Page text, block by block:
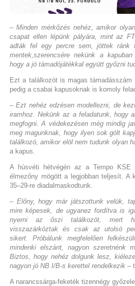
– Minden mérkőzés nehéz, amikor
csapat ellen lépünk pályára, mint az
adták fel egy percre sem, jöttek ránk
mentek,szerencsére nekünk a
hogy a jó támadójátékkal együtt győzni
Ezt a találkozót is magas
pedig a csabai kapusoknak is komoly
– Ezt nehéz edzésen modellezni, de
iramhoz. Nekünk az a feladatunk, hogy
megfogni. A védekezésen még mindig
meg magunknak, hogy ilyen sok gólt
találkozó, amikor elöl nem tudunk olyan
a kapus.
A húsvéti hétvégén az a Tempo
élmezőny mögött a legjobban teljesít. A
35–29-re diadalmaskodtunk.
– Előny, hogy már játszottunk velük,
mire képesek, de ugyanez fordítva is
nyerni az őszi találkozót, mert
visszazárkóztak és csak az utolsó
sikert. Próbálunk megfelelően
mindenki elszánt, nagyon szeretnénk
Biztos, hogy nehéz dolgunk lesz,
nagyon jó NB I/B-s kerettel rendelkezik–
A narancssárga-feketék tizennégy